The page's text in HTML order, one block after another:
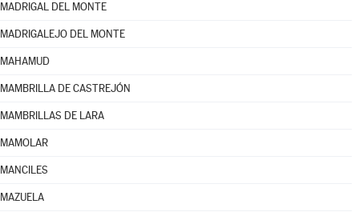
MADRIGAL DEL MONTE
MADRIGALEJO DEL MONTE
MAHAMUD
MAMBRILLA DE CASTREJÓN
MAMBRILLAS DE LARA
MAMOLAR
MANCILES
MAZUELA